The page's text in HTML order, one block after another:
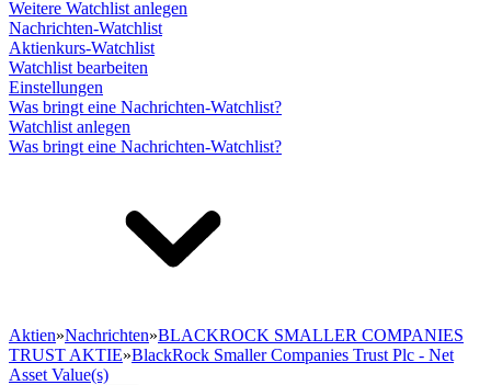
Weitere Watchlist anlegen
Nachrichten-Watchlist
Aktienkurs-Watchlist
Watchlist bearbeiten
Einstellungen
Was bringt eine Nachrichten-Watchlist?
Watchlist anlegen
Was bringt eine Nachrichten-Watchlist?
Aktien»Nachrichten»BLACKROCK SMALLER COMPANIES
TRUST AKTIE»BlackRock Smaller Companies Trust Plc - Net
Asset Value(s)